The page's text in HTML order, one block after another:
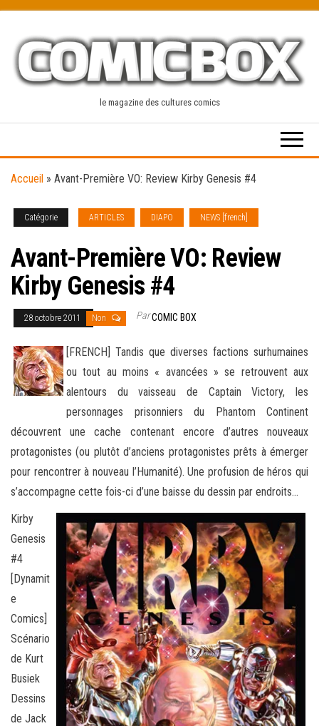
content
le magazine des cultures comics
Accueil » Avant-Première VO: Review Kirby Genesis #4
Catégorie ARTICLES DIAPO NEWS [french]
Avant-Première VO: Review
Kirby Genesis #4
28 octobre 2011 Non ParCOMIC BOX
[FRENCH] Tandis que diverses factions surhumaines
ou tout au moins « avancées » se retrouvent aux
alentours du vaisseau de Captain Victory, les
personnages prisonniers du Phantom Continent
découvrent une cache contenant encore d’autres nouveaux
protagonistes (ou plutôt d’anciens protagonistes prêts à émerger
pour rencontrer à nouveau l’Humanité). Une profusion de héros qui
s’accompagne cette fois-ci d’une baisse du dessin par endroits…
Kirby
Genesis
#4
[Dynamit
e
Comics]
Scénario
de Kurt
Busiek
Dessins
de Jack